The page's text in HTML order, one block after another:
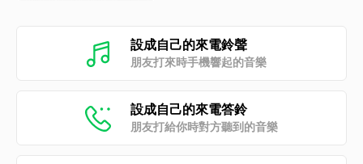
設成自己的來電鈴聲
朋友打來時手機響起的音樂
設成自己的來電答鈴
朋友打給你時對方聽到的音樂